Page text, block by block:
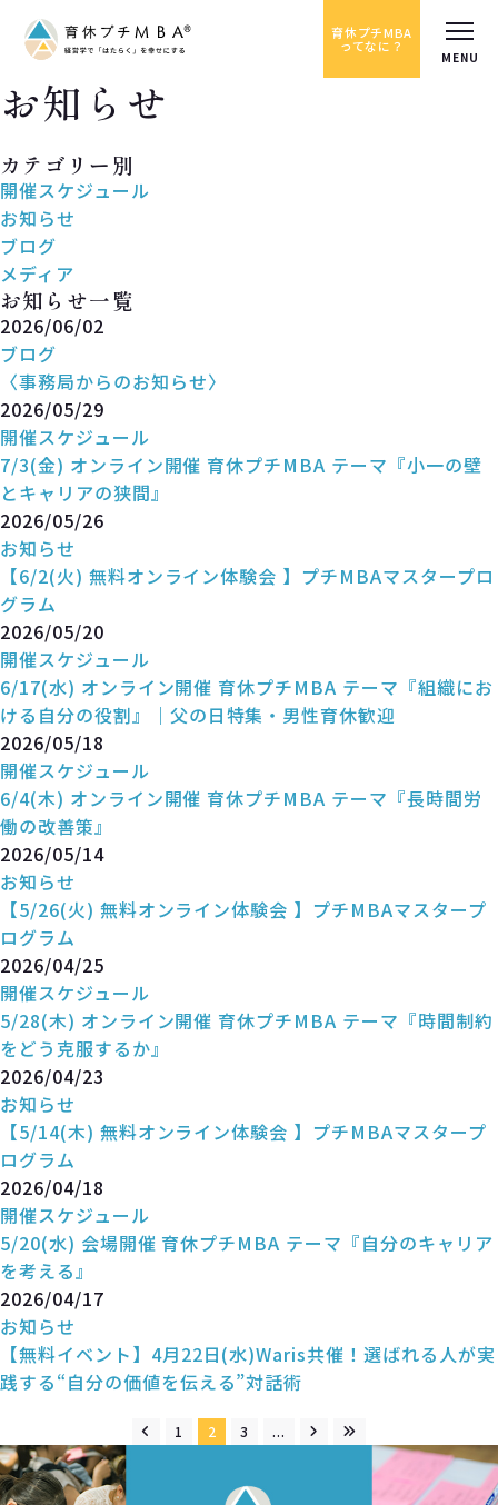
育休プチMBA
ってなに？
お知らせ
カテゴリー別
開催スケジュール
お知らせ
ブログ
メディア
お知らせ一覧
2026/06/02
ブログ
〈事務局からのお知らせ〉
2026/05/29
開催スケジュール
7/3(金) オンライン開催 育休プチMBA テーマ『小一の壁
とキャリアの狭間』
2026/05/26
お知らせ
【6/2(火) 無料オンライン体験会 】プチMBAマスタープロ
グラム
2026/05/20
開催スケジュール
6/17(水) オンライン開催 育休プチMBA テーマ『組織にお
ける自分の役割』｜父の日特集・男性育休歓迎
2026/05/18
開催スケジュール
6/4(木) オンライン開催 育休プチMBA テーマ『長時間労
働の改善策』
2026/05/14
お知らせ
【5/26(火) 無料オンライン体験会 】プチMBAマスタープ
ログラム
2026/04/25
開催スケジュール
5/28(木) オンライン開催 育休プチMBA テーマ『時間制約
をどう克服するか』
2026/04/23
お知らせ
【5/14(木) 無料オンライン体験会 】プチMBAマスタープ
ログラム
2026/04/18
開催スケジュール
5/20(水) 会場開催 育休プチMBA テーマ『自分のキャリア
を考える』
2026/04/17
お知らせ
【無料イベント】4月22日(水)Waris共催！選ばれる人が実
践する“自分の価値を伝える”対話術
1 2 3 ...